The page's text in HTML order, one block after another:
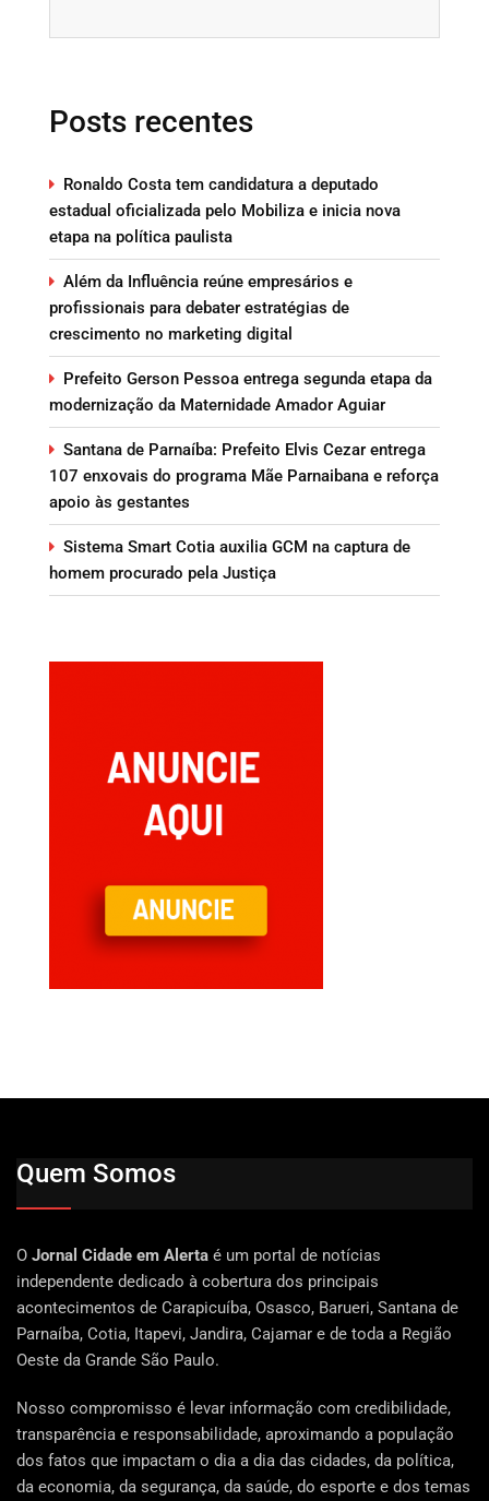
Posts recentes
Ronaldo Costa tem candidatura a deputado
estadual oficializada pelo Mobiliza e inicia nova
etapa na política paulista
Além da Influência reúne empresários e
profissionais para debater estratégias de
crescimento no marketing digital
Prefeito Gerson Pessoa entrega segunda etapa da
modernização da Maternidade Amador Aguiar
Santana de Parnaíba: Prefeito Elvis Cezar entrega
107 enxovais do programa Mãe Parnaibana e reforça
apoio às gestantes
Sistema Smart Cotia auxilia GCM na captura de
homem procurado pela Justiça
Quem Somos
O Jornal Cidade em Alerta é um portal de notícias
independente dedicado à cobertura dos principais
acontecimentos de Carapicuíba, Osasco, Barueri, Santana de
Parnaíba, Cotia, Itapevi, Jandira, Cajamar e de toda a Região
Oeste da Grande São Paulo.
Nosso compromisso é levar informação com credibilidade,
transparência e responsabilidade, aproximando a população
dos fatos que impactam o dia a dia das cidades, da política,
da economia, da segurança, da saúde, do esporte e dos temas